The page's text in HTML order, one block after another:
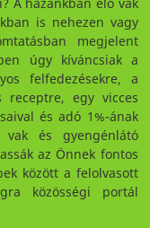
is nehezen vagy
megjelent
úgy kíváncsiak a
felfedezésekre, a
receptre, egy vicces
és adó 1%-ának
és gyengénlátó
az Önnek fontos
között a felolvasott
közösségi portál